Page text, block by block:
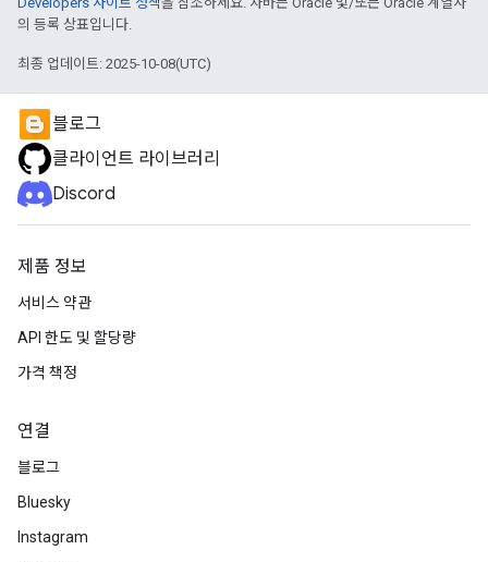
의 등록 상표입니다.
최종 업데이트: 2025-10-08(UTC)
블로그
클라이언트 라이브러리
Discord
제품 정보
서비스 약관
API 한도 및 할당량
가격 책정
연결
블로그
Bluesky
Instagram